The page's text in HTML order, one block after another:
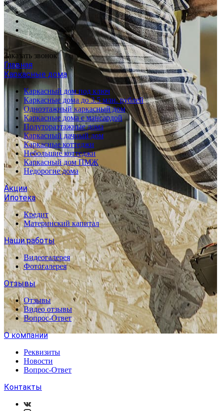
Заказать звонок
Главная
Каркасные дома
Каркасный дом под ключ
Каркасные дома до 3.5 млн. рублей
Одноэтажный каркасный дом
Каркасные дома с мансардой
Полутораэтажные дома
Каркасный дачный дом
Каркасные коттеджи
Небольшие коттеджи
Каркасный дом ПМЖ
Недорогие дома
Акции
Ипотека
Кредит
Материнский капитал
Наши работы
Видеогалерея
Фотогалерея
Отзывы
Отзывы
Видео отзывы
Вопрос-Ответ
О компании
Реквизиты
Новости
Вопрос-Ответ
Контакты